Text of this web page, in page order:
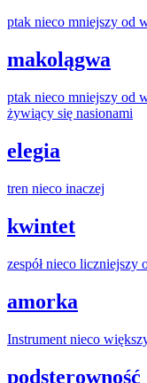
ptak nieco mniejszy od
makolągwa
ptak nieco mniejszy od
żywiący się nasionami
elegia
tren nieco inaczej
kwintet
zespółnieco liczniejszy
amorka
Instrument nieco
podsterowność